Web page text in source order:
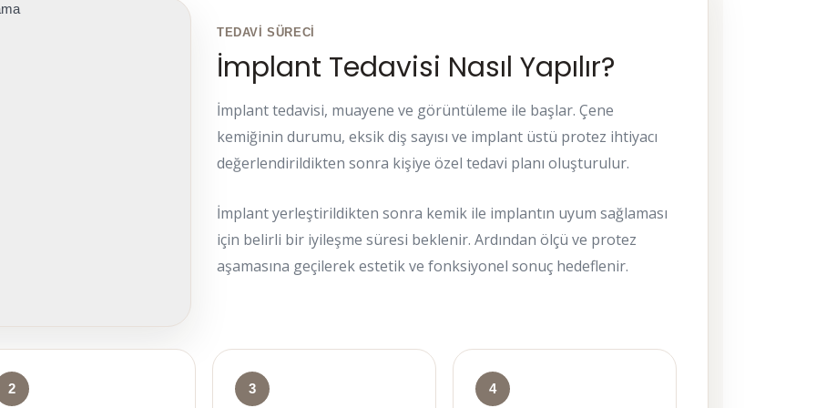
TEDAVI SÜRECI
İmplant Tedavisi Nasıl Yapılır?
İmplant tedavisi, muayene ve görüntüleme ile başlar. Çene
kemiğinin durumu, eksik diş sayısı ve implant üstü protez ihtiyacı
değerlendirildikten sonra kişiye özel tedavi planı oluşturulur.
İmplant yerleştirildikten sonra kemik ile implantın uyum sağlaması
için belirli bir iyileşme süresi beklenir. Ardından ölçü ve protez
aşamasına geçilerek estetik ve fonksiyonel sonuç hedeflenir.
2 3 4